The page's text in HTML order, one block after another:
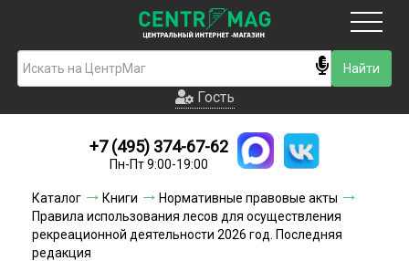
Гость
Новинки
Условия доставки
Условия оплаты
Гость
+7 (495) 374-67-62
Пн-Пт 9:00-19:00
Каталог Книги
Нормативные правовые акты
Правила использования лесов для осуществления
рекреационной деятельности 2026 год. Последняя
редакция